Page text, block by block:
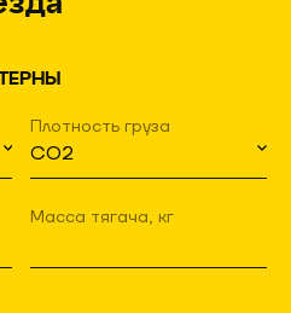
Плотность груза
Масса тягача, кг